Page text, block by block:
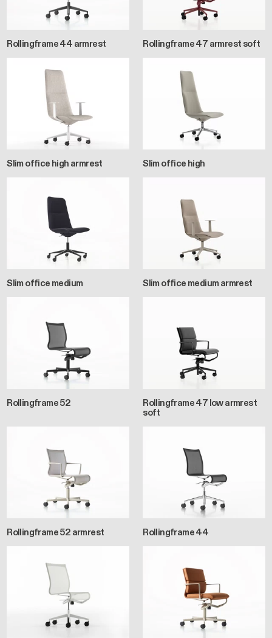
Rollingframe 44 armrest Rollingframe 47 armrest soft
Slim office high armrest Slim office high
Slim office medium Slim office medium armrest
Rollingframe 52
Rollingframe 47 low armrest
soft
Rollingframe 52 armrest Rollingframe 44